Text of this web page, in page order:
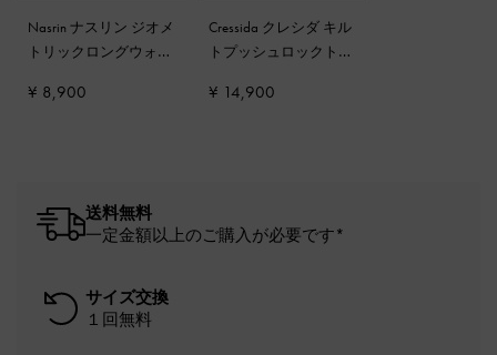
Nasrin ナスリン ジオメ
トリックロングウォレ
¥ 8,900
Cressida クレシダ キル
トプッシュロックトッ
ラック
¥ 14,900
送料無料
一定金額以上のご購入が必要です*
サイズ交換
１回無料